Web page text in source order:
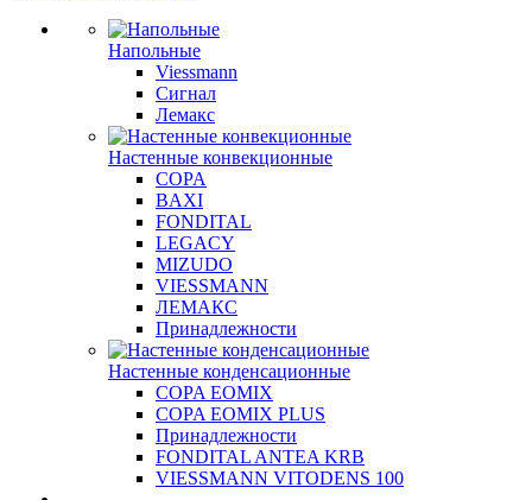
Напольные
Viessmann
Сигнал
Лемакс
Настенные конвекционные
COPA
BAXI
FONDITAL
LEGACY
MIZUDO
VIESSMANN
ЛЕМАКС
Принадлежности
Настенные конденсационные
COPA EOMIX
COPA EOMIX PLUS
Принадлежности
FONDITAL ANTEA KRB
VIESSMANN VITODENS 100